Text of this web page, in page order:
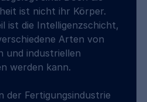
ist nicht ihr Körper.
ist die Intelligenzschicht,
Arten von
und industriellen
werden kann.
der Fertigungsindustrie